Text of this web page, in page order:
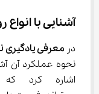
آشنایی با
در معرفی یادگیری
نحوه عملکرد آن